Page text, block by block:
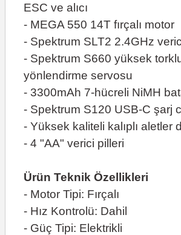
ESC ve alıcı
- MEGA 550 14T fırçalı motor
- Spektrum SLT2 2.4GHz
- Spektrum S660 yüksek
yönlendirme servosu
- 3300mAh 7-hücreli NiMH
- Spektrum S120 USB-C şarj
- Yüksek kaliteli kalıplı aletler
- 4 "AA" verici pilleri
Ürün Teknik Özellikleri
- Motor Tipi: Fırçalı
- Hız Kontrolü: Dahil
- Güç Tipi: Elektrikli